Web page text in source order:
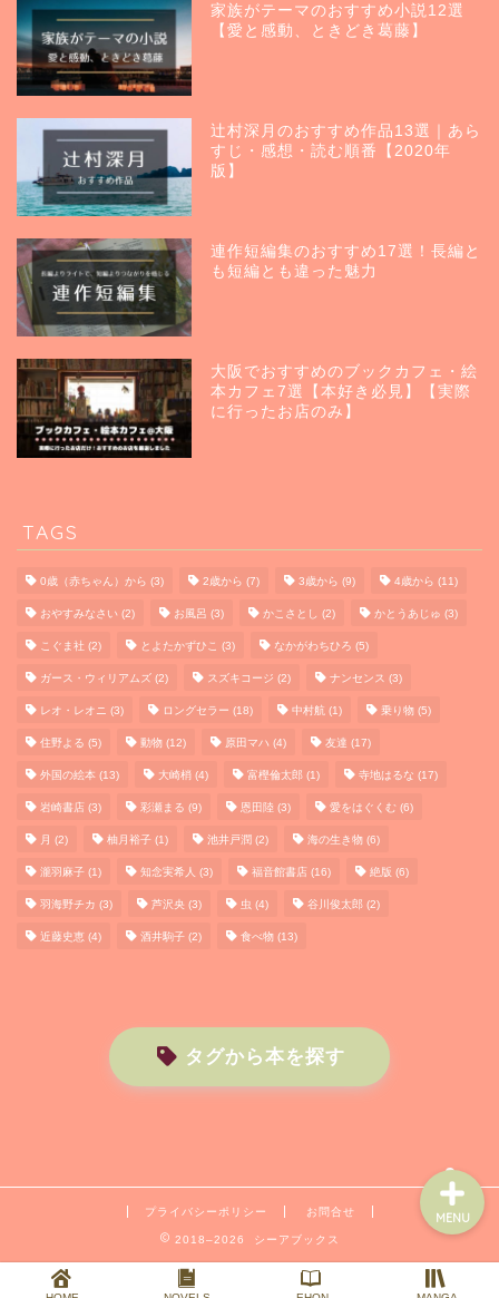
家族がテーマのおすすめ小説12選
【愛と感動、ときどき葛藤】
辻村深月のおすすめ作品13選｜あら
すじ・感想・読む順番【2020年
版】
連作短編集のおすすめ17選！長編と
も短編とも違った魅力
大阪でおすすめのブックカフェ・絵
本カフェ7選【本好き必見】【実際
に行ったお店のみ】
TAGS
0歳（赤ちゃん）から (3) 2歳から (7) 3歳から (9) 4歳から (11)
おやすみなさい (2) お風呂 (3) かこさとし (2) かとうあじゅ (3)
こぐま社 (2) とよたかずひこ (3) なかがわちひろ (5)
ガース・ウィリアムズ (2) スズキコージ (2) ナンセンス (3)
レオ・レオニ (3) ロングセラー (18) 中村航 (1) 乗り物 (5)
住野よる (5) 動物 (12) 原田マハ (4) 友達 (17)
外国の絵本 (13) 大崎梢 (4) 富樫倫太郎 (1) 寺地はるな (17)
岩崎書店 (3) 彩瀬まる (9) 恩田陸 (3) 愛をはぐくむ (6)
月 (2) 柚月裕子 (1) 池井戸潤 (2) 海の生き物 (6)
瀧羽麻子 (1) 知念実希人 (3) 福音館書店 (16) 絶版 (6)
羽海野チカ (3) 芦沢央 (3) 虫 (4) 谷川俊太郎 (2)
近藤史恵 (4) 酒井駒子 (2) 食べ物 (13)
タグから本を探す
プライバシーポリシー お問合せ
2018–2026 シーアブックス
MENU
HOME
NOVELS
EHON